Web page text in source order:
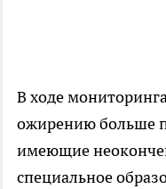
В ходе
ожирению больше
имеющие
специальное